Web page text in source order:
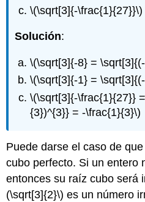
\(\sqrt[3]{-\frac{1}{27}}\)
Solución:
\(\sqrt[3]{-8} =
\(\sqrt[3]{-1} =
\(\sqrt[3]{-\frac{1}{27}}
{3})^{3}} = -\frac{1}{3}\)
Puede darse el caso de
cubo perfecto. Si un entero
entonces su raíz cubo será
(\sqrt[3]{2}\) es un número